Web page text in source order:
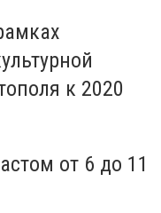
к 2020
от 6 до 11